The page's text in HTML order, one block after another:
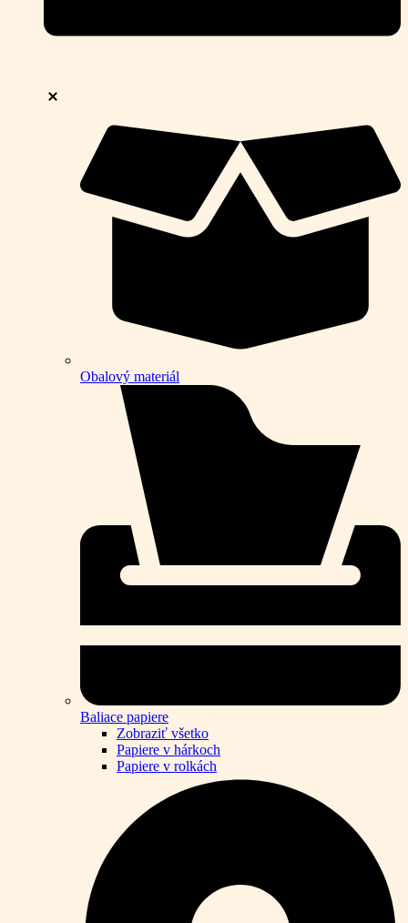
Obalový materiál
Baliace papiere
Zobraziť všetko
Papiere v hárkoch
Papiere v rolkách